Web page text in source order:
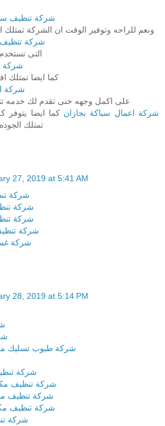
شركة تنظيف
ونعم للراحه وتوفير الوقت ان الشركة تمتلك
شركة تنظيف
التى
شركة
كما ايضا تمتلك
شركة
على اكمل وجهه ختى تقدم لك خدمه
شركة اعمال سباكة بجازان كما ايضا يتوفر
تمتلك
27, 2019 at 5:41 AM
شركة
شركة
شركة
شركة
شركة
28, 2019 at 5:14 PM
شركة طيوب تسليك
شركة
شركة تنظيف
شركة تنظيف
شركة تنظيف
شركة